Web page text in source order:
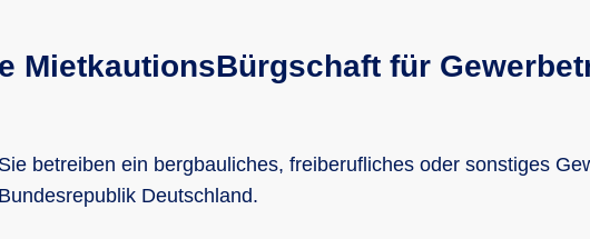
MietkautionsBürgschaft für
Sie betreiben ein bergbauliches, freiberufliches oder sonstiges
Bundesrepublik Deutschland.